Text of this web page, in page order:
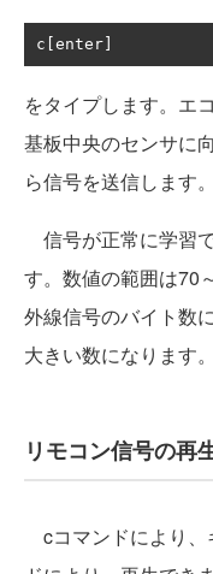
c enter
をタイプします。エ
基板中央のセンサに
ら信号を送信します。
信号が正常に学習
す。数値の範囲は70
外線信号のバイト数
大きい数になります。
リモコン信号の再
cコマンドにより、